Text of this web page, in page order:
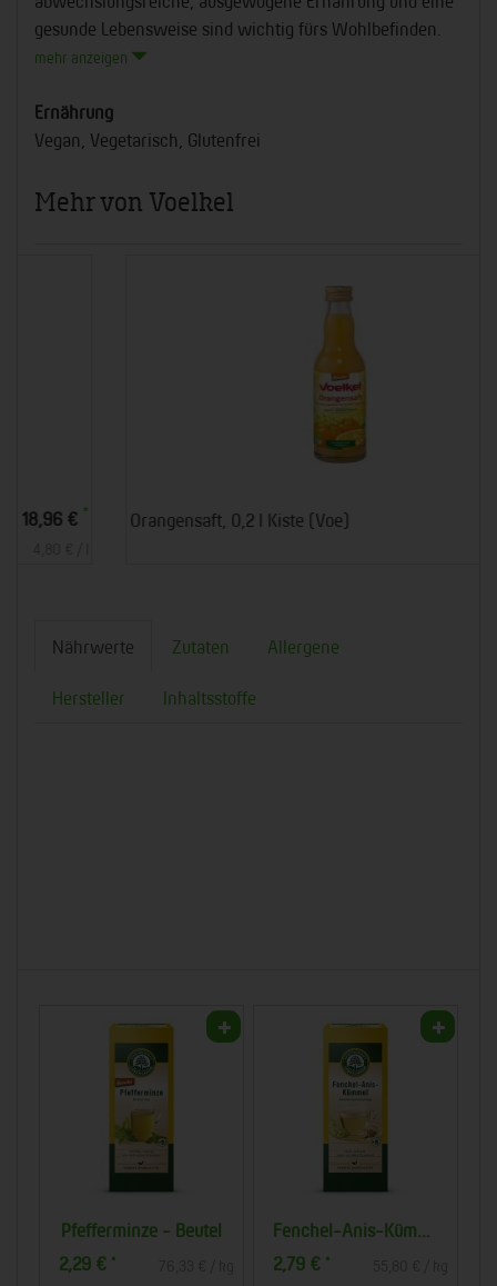
gesunde Lebensweise sind wichtig fürs Wohlbefinden.
mehr anzeigen
Ernährung
Vegan, Vegetarisch, Glutenfrei
Mehr von Voelkel
Orangensaft, 0,2 l Kiste (Voe)
Nährwerte Zutaten Allergene
Hersteller Inhaltsstoffe
Pfefferminze - Beutel
2,29 € *
Fenchel-Anis-Kümmel Tee
2,79 € *